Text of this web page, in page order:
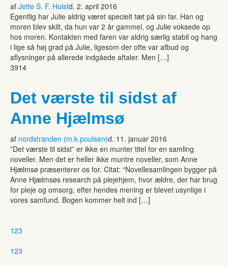
af Jette S. F. Holstd. 2. april 2016
Egentlig har Julie aldrig været specielt tæt på sin far. Han og
moren blev skilt, da hun var 2 år gammel, og Julie voksede op
hos moren. Kontakten med faren var aldrig særlig stabil og hang
i lige så høj grad på Julie, ligesom der ofte var afbud og
aflysninger på allerede indgåede aftaler. Men […]
3914
Det værste til sidst af
Anne Hjælmsø
af nordstranden (m.k.poulsen)d. 11. januar 2016
”Det værste til sidst” er ikke en munter titel for en samling
noveller. Men det er heller ikke muntre noveller, som Anne
Hjælmsø præsenterer os for. Citat: “Novellesamlingen bygger på
Anne Hjælmsøs research på plejehjem, hvor ældre, der har brug
for pleje og omsorg, efter hendes mening er blevet usynlige i
vores samfund. Bogen kommer helt ind […]
123
123